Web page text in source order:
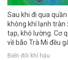
Sau khi đi qua
không khí lạnh
tạp, khó lường. Cơ
về bão Trà Mi đều
Biến đổi khí hậu